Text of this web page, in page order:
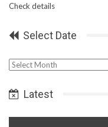
Check details
Select Date
Select
Latest